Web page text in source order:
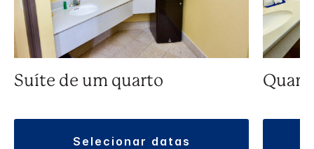
Suíte de um quarto
selecionar datas